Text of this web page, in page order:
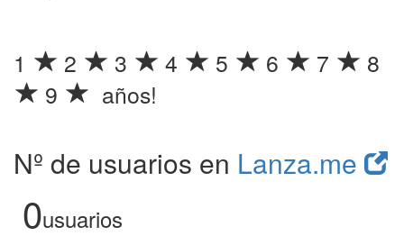
1 2 3 4 5 6 7
8
9
años!
Nº de usuarios en Lanza.me
0usuarios